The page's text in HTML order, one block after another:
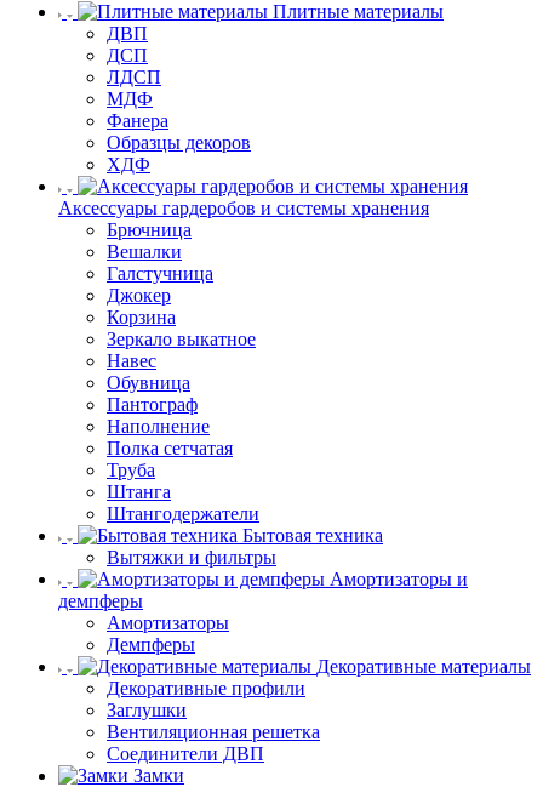
Плитные материалы
ДВП
ДСП
ЛДСП
МДФ
Фанера
Образцы декоров
ХДФ
Аксессуары гардеробов и системы хранения
Брючница
Вешалки
Галстучница
Джокер
Корзина
Зеркало выкатное
Навес
Обувница
Пантограф
Наполнение
Полка сетчатая
Труба
Штанга
Штангодержатели
Бытовая техника
Вытяжки и фильтры
Амортизаторы и
демпферы
Амортизаторы
Демпферы
Декоративные материалы
Декоративные профили
Заглушки
Вентиляционная решетка
Соединители ДВП
Замки